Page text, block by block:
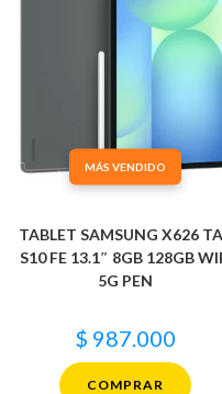
MÁS VENDIDO
TABLET SAMSUNG X626
S10 FE 13.1″ 8GB 128GB
5G PEN
$ 987.000
COMPRAR